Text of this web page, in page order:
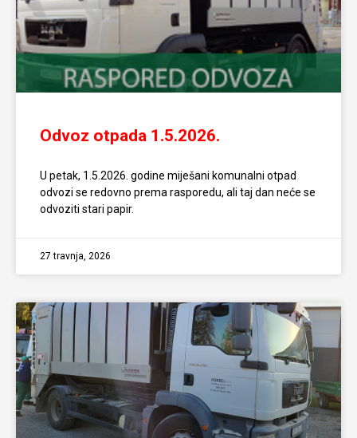
Odvoz otpada 1.5.2026.
U petak, 1.5.2026. godine miješani komunalni otpad
odvozi se redovno prema rasporedu, ali taj dan neće se
odvoziti stari papir.
27 travnja, 2026